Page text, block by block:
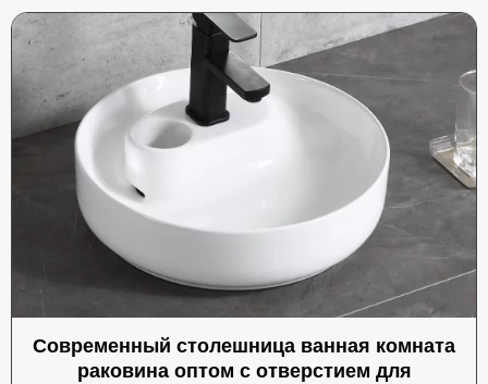
Современный столешница ванная комната
раковина оптом с отверстием для